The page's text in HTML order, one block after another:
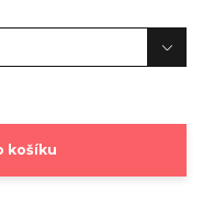
košíku